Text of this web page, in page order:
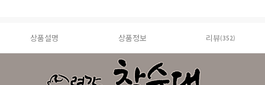
상품설명 상품정보 리뷰(352)